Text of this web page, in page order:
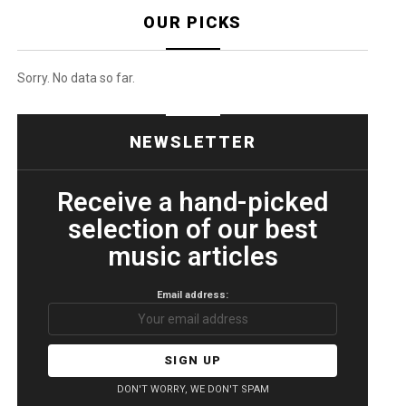
OUR PICKS
Sorry. No data so far.
NEWSLETTER
Receive a hand-picked
selection of our best
music articles
Email address:
DON'T WORRY, WE DON'T SPAM